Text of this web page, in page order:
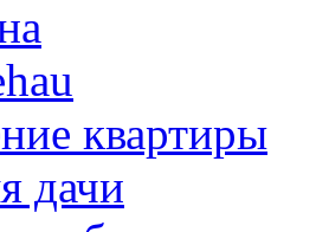
квартиры
дачи